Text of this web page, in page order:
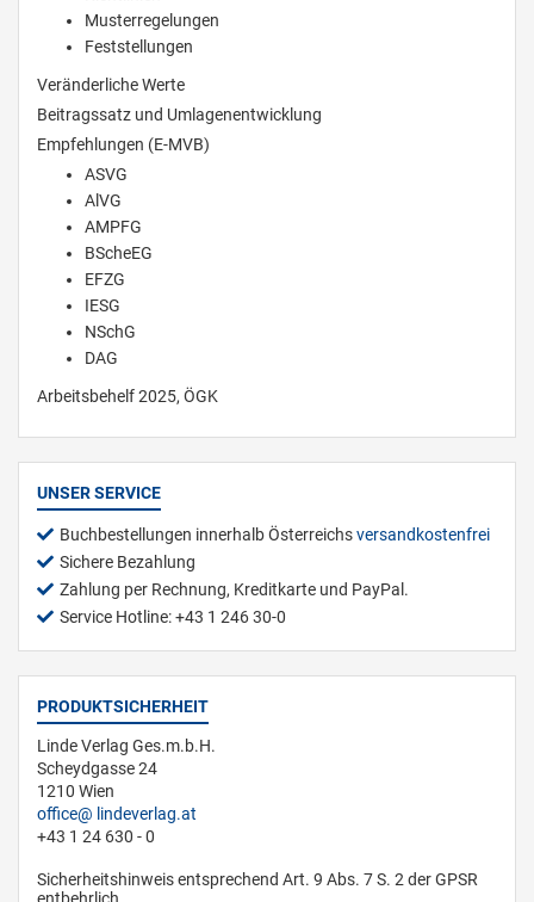
Musterregelungen
Feststellungen
Veränderliche Werte
Beitragssatz und Umlagenentwicklung
Empfehlungen (E-MVB)
ASVG
AlVG
AMPFG
BScheEG
EFZG
IESG
NSchG
DAG
Arbeitsbehelf 2025, ÖGK
UNSER SERVICE
Buchbestellungen innerhalb Österreichsversandkostenfrei
Sichere Bezahlung
Zahlung per Rechnung, Kreditkarte und PayPal.
Service Hotline: +43 1 246 30-0
PRODUKTSICHERHEIT
Linde Verlag Ges.m.b.H.
Scheydgasse 24
1210 Wien
office
lindeverlag.at
+43 1 24 630 - 0
Sicherheitshinweis entsprechend Art. 9 Abs. 7 S. 2 der GPSR